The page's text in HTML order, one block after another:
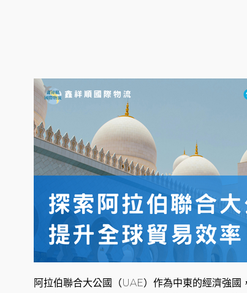
阿拉伯聯合大公國（UAE）作為中東的經濟強國